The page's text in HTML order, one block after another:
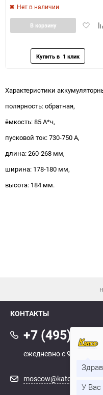
Нет в наличии
В корзину
Характеристики
полярность: обратная,
ёмкость: 85 А*ч,
пусковой ток: 730-750 А,
длина: 260-268 мм,
ширина: 178-180 мм,
высота: 184 мм.
КОНТАКТЫ
+7 (495) 145
ежедневно с 9:00 до
moscow@katod.ru
У Вас